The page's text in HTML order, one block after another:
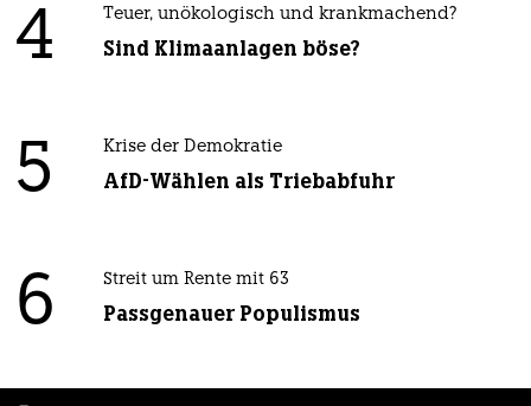
4 Teuer, unökologisch und krankmachend?
Sind Klimaanlagen böse?
5 Krise der Demokratie
AfD-Wählen als Triebabfuhr
6 Streit um Rente mit 63
Passgenauer Populismus